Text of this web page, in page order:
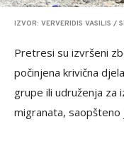
IZVOR: VERVERIDIS VASILIS /
Pretresi su izvršeni
počinjena krivična
grupe ili udruženja za
migranata, saopšteno